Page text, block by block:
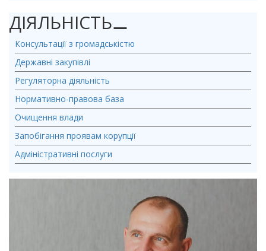
ДІЯЛЬНІСТЬ⚊
Консультації з громадськістю
Державні закупівлі
Регуляторна діяльність
Нормативно-правова база
Очищення влади
Запобігання проявам корупції
Адміністративні послуги